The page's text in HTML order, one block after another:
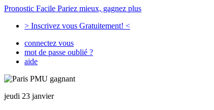
Pronostic Facile Pariez mieux, gagnez plus
> Inscrivez vous Gratuitement! <
connectez vous
mot de passe oublié ?
aide
jeudi 23 janvier